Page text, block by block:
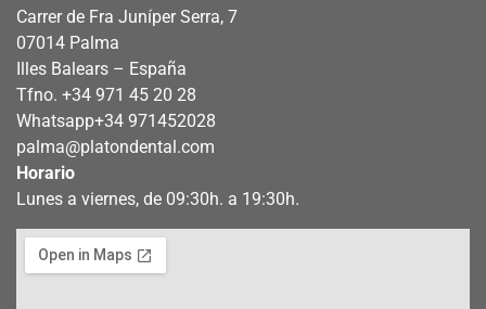
Carrer de Fra Juníper Serra, 7
07014 Palma
Illes Balears – España
Tfno. +34 971 45 20 28
Whatsapp+34 971452028
palma@platondental.com
Horario
Lunes a viernes, de 09:30h. a 19:30h.